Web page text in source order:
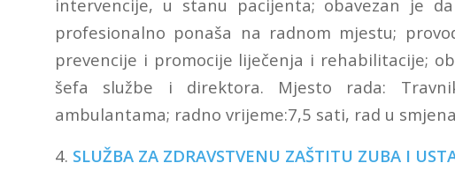
intervencije, u stanu pacijenta; obavezan je
profesionalno ponaša na radnom mjestu;
prevencije i promocije liječenja i rehabilitacije;
šefa službe i direktora. Mjesto rada:
ambulantama; radno vrijeme:7,5 sati, rad u
4. SLUŽBA ZA ZDRAVSTVENU ZAŠTITU ZUBA I